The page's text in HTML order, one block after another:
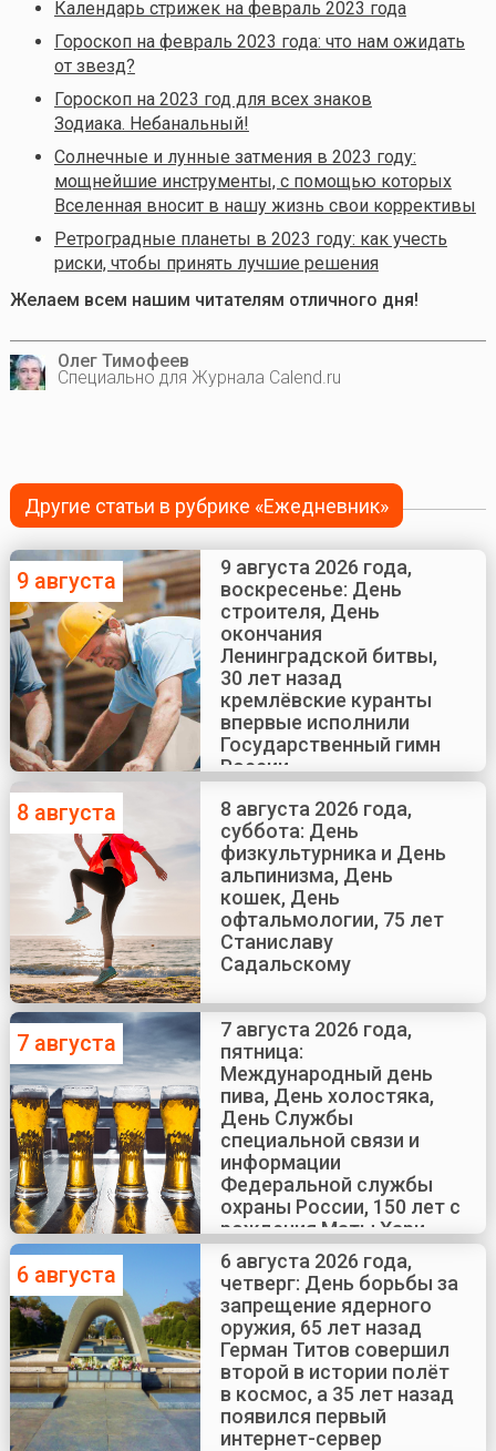
Календарь стрижек на февраль 2023 года
Гороскоп на февраль 2023 года: что нам ожидать
от звезд?
Гороскоп на 2023 год для всех знаков
Зодиака. Небанальный!
Солнечные и лунные затмения в 2023 году:
мощнейшие инструменты, с помощью которых
Вселенная вносит в нашу жизнь свои коррективы
Ретроградные планеты в 2023 году: как учесть
риски, чтобы принять лучшие решения
Желаем всем нашим читателям отличного дня!
Олег Тимофеев
Специально для Журнала Calend.ru
Другие статьи в рубрике «Ежедневник»
9 августа
9 августа 2026 года,
воскресенье: День
строителя, День
окончания
Ленинградской битвы,
30 лет назад
кремлёвские куранты
впервые исполнили
Государственный гимн
России
8 августа
8 августа 2026 года,
суббота: День
физкультурника и День
альпинизма, День
кошек, День
офтальмологии, 75 лет
Станиславу
Садальскому
7 августа
7 августа 2026 года,
пятница:
Международный день
пива, День холостяка,
День Службы
специальной связи и
информации
Федеральной службы
охраны России, 150 лет с
рождения Маты Хари
6 августа
6 августа 2026 года,
четверг: День борьбы за
запрещение ядерного
оружия, 65 лет назад
Герман Титов совершил
второй в истории полёт
в космос, а 35 лет назад
появился первый
интернет-сервер